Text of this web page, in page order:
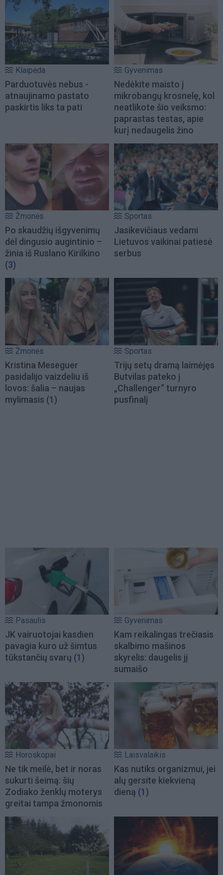
Klaipėda
Parduotuvės nebus -
atnaujinamo pastato
paskirtis liks ta pati
Gyvenimas
Nedėkite maisto į
mikrobangų krosnelę, kol
neatlikote šio veiksmo:
paprastas testas, apie
kurį nedaugelis žino
Žmonės
Po skaudžių išgyvenimų
dėl dingusio augintinio –
žinia iš Ruslano Kirilkino
(3)
Sportas
Jasikevičiaus vedami
Lietuvos vaikinai patiesė
serbus
Žmonės
Kristina Meseguer
pasidalijo vaizdeliu iš
lovos: šalia – naujas
mylimasis (1)
Sportas
Trijų setų dramą laimėjęs
Butvilas pateko į
„Challenger“ turnyro
pusfinalį
Pasaulis
JK vairuotojai kasdien
pavagia kuro už šimtus
tūkstančių svarų (1)
Gyvenimas
Kam reikalingas trečiasis
skalbimo mašinos
skyrelis: daugelis jį
sumaišo
Horoskopai
Ne tik meilė, bet ir noras
sukurti šeimą: šių
Zodiako ženklų moterys
greitai tampa žmonomis
Laisvalaikis
Kas nutiks organizmui, jei
alų gersite kiekvieną
dieną (1)